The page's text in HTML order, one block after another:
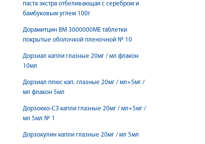
паста экстра отбеливающая с серебром и
бамбуковым углем 100г
Дорамитцин ВМ 3000000МЕ таблетки
покрытые оболочкой пленочной № 10
Дорзиал капли глазные 20мг / мл флакон
10мл
Дорзиал плюс кап. глазные 20мг / мл+5мг /
мл флакон 5мл
Дорзокко-СЗ капли глазные 20мг / мл+5мг /
мл 5мл № 1
Дорзокулин капли глазные 20мг / мл 5мл